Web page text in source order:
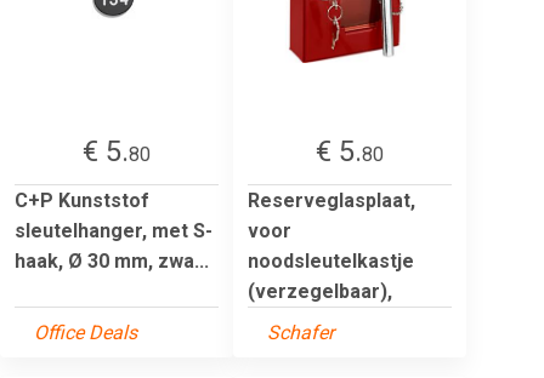
€ 5.80
C+P Kunststof
sleutelhanger, met S-
haak, Ø 30 mm, zwa...
Office Deals
€ 5.80
Reserveglasplaat,
voor
noodsleutelkastje
(verzegelbaar),
Schafer